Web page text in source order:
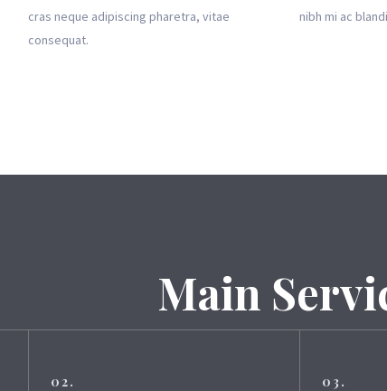
cras neque adipiscing pharetra, vitae
consequat.
nibh mi ac
Main
02. 03.